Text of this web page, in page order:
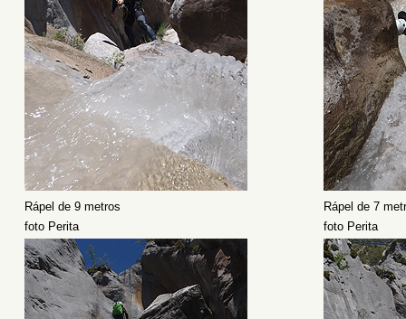
Rápel de 9 metros
Rápel de 7
foto Perita
foto Perita